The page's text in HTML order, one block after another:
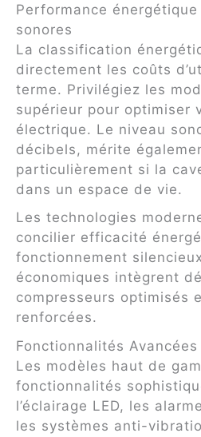
Performance
sonores
La classification
directement les coûts
terme. Privilégiez les
supérieur pour optimiser
électrique. Le niveau
décibels, mérite
particulièrement si la
dans un espace de vie.
Les technologies
concilier efficacité
fonctionnement
économiques intègrent
compresseurs optimisés
renforcées.
Fonctionnalités
Les modèles haut de
fonctionnalités
l’éclairage LED, les
les systèmes anti-